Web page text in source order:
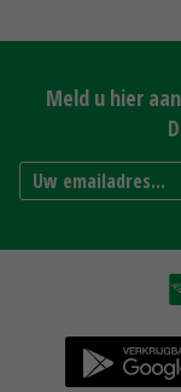
Meld u hier